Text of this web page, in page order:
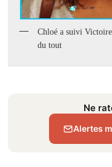
Chloé a suivi
du tout
Ne
Alertes